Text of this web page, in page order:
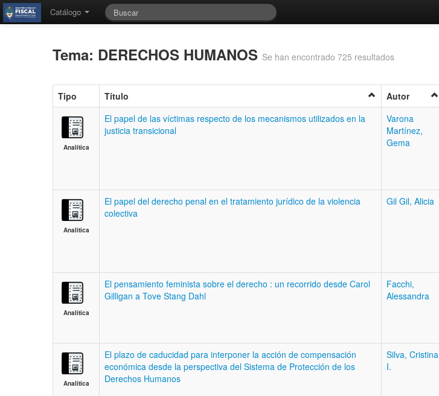
Catálogo
Tema: DERECHOS HUMANOS Se han encontrado 725 resultados
Tipo Título Autor
Analítica
El papel de las víctimas respecto de los mecanismos utilizados en la
justicia transicional
Varona
Martínez,
Gema
Analítica
El papel del derecho penal en el tratamiento jurídico de la violencia
colectiva
Gil Gil, Alicia
Analítica
El pensamiento feminista sobre el derecho : un recorrido desde Carol
Gilligan a Tove Stang Dahl
Facchi,
Alessandra
Analítica
El plazo de caducidad para interponer la acción de compensación
económica desde la perspectiva del Sistema de Protección de los
Derechos Humanos
Silva, Cristina
I.